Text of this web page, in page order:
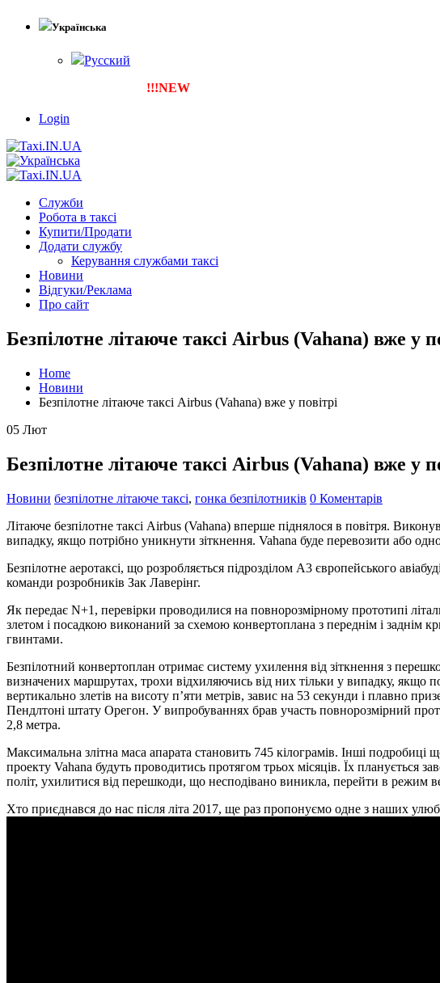
Українська
Русский
!!!NEW Тепер ти можеш зареєструвати власну службу таксі
Login
Служби
Робота в таксі
Купити/Продати
Додати службу
Керування службами таксі
Новини
Відгуки/Реклама
Про сайт
Безпілотне літаюче таксі Airbus (Vahana) вже у
Home
Новини
Безпілотне літаюче таксі Airbus (Vahana) вже у повітрі
05 Лют
Безпілотне літаюче таксі Airbus (Vahana) вже у
Новини безпілотне літаюче таксі, гонка безпілотників 0 Коментарів
Літаюче безпілотне таксі Airbus (Vahana) вперше піднялося в повітря.
випадку, якщо потрібно уникнути зіткнення. Vahana буде перевозити або
Безпілотне аеротаксі, що розробляється підрозділом A3 європейського
команди розробників Зак Лаверінг.
Як передає N+1, перевірки проводилися на повнорозмірному прототипі
злетом і посадкою виконаний за схемою конвертоплана з переднім і
гвинтами.
Безпілотний конвертоплан отримає систему ухилення від зіткнення з
визначених маршрутах, трохи відхиляючись від них тільки у випадку, якщо
вертикально злетів на висоту п’яти метрів, завис на 53 секунди і плавно
Пендлтоні штату Орегон. У випробуваннях брав участь повнорозмірний
2,8 метра.
Максимальна злітна маса апарата становить 745 кілограмів. Інші
проекту Vahana будуть проводитись протягом трьох місяців. Їх планується
політ, ухилитися від перешкоди, що несподівано виникла, перейти в режим
Хто приєднався до нас після літа 2017, ще раз пропонуємо одне з наших